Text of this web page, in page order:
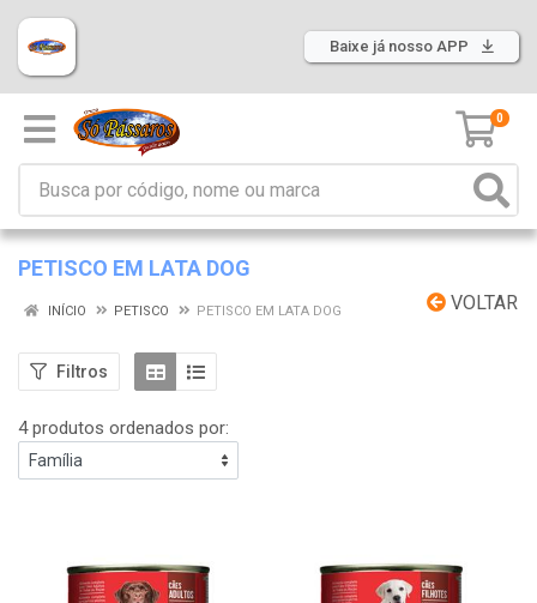
Baixe já nosso APP
0
PETISCO EM LATA DOG
VOLTAR
INÍCIO PETISCO PETISCO EM LATA DOG
Filtros
4 produtos ordenados por: